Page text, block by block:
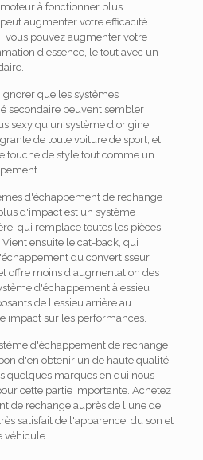
à fonctionner plus
augmenter votre efficacité
vous pouvez augmenter votre
d'essence, le tout avec un
que les systèmes
secondaire peuvent sembler
sexy qu'un système d'origine.
de toute voiture de sport, et
touche de style tout comme un
d'échappement de rechange
d'impact est un système
qui remplace toutes les pièces
ensuite le cat-back, qui
du convertisseur
offre moins d'augmentation des
d'échappement à essieu
de l'essieu arrière au
impact sur les performances.
d'échappement de rechange
d'en obtenir un de haute qualité.
quelques marques en qui nous
cette partie importante. Achetez
de rechange auprès de l'une de
satisfait de l'apparence, du son et
véhicule.